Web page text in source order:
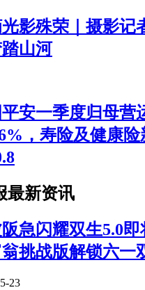
影殊荣｜摄影记
山河
安一季度归母营
，寿险及健康
最新资讯
急闪耀双生5.0即
挑战版解锁六一
23